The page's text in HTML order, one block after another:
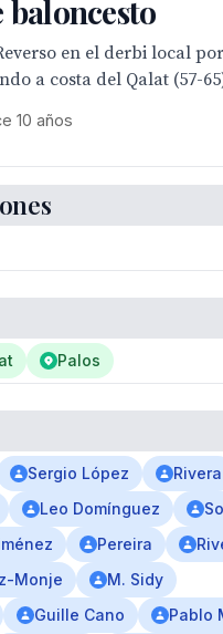
baloncesto
en el derbi local por
a costa del Qalat (57-
10 años
Palos
Sergio López
Rivera
Leo Domínguez
Pereira
Monje
M. Sidy
Guille Cano
Pablo